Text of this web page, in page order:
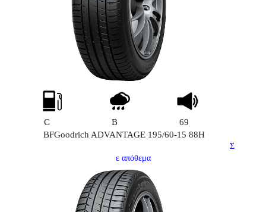
C B
69
BFGoodrich ADVANTAGE 195/60-15 88H
Σ
ε απόθεμα